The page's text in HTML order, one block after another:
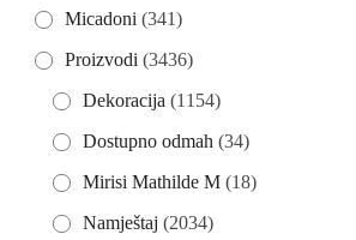
Micadoni (341)
Proizvodi (3436)
Dekoracija (1154)
Dostupno odmah (34)
Mirisi Mathilde M (18)
Namještaj (2034)